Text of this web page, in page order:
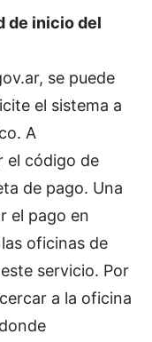
de inicio del
se puede
el sistema a
A
el código de
de pago. Una
el pago en
oficinas de
servicio. Por
a la oficina